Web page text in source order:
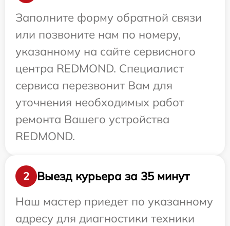
Заполните форму обратной связи
или позвоните нам по номеру,
указанному на сайте сервисного
центра REDMOND. Специалист
сервиса перезвонит Вам для
уточнения необходимых работ
ремонта Вашего устройства
REDMOND.
2
Выезд курьера за 35 минут
Наш мастер приедет по указанному
адресу для диагностики техники